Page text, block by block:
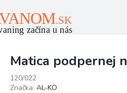
Matica podpernej
120/022
Značka: AL-KO